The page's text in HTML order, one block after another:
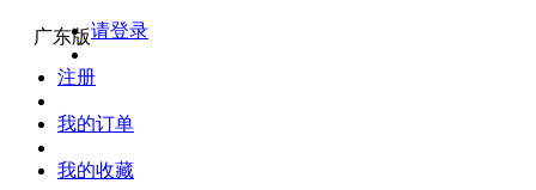
广东版请登录
注册
我的订单
我的收藏